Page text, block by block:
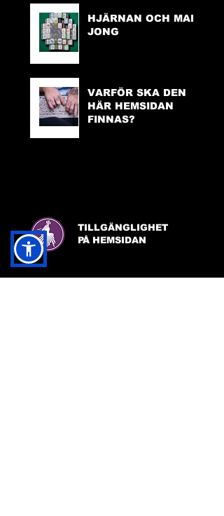
HJÄRNAN OCH MAH
JONG
VARFÖR SKA DEN
HÄR HEMSIDAN
FINNAS?
TILLGÄNGLIGHET
PÅ HEMSIDAN